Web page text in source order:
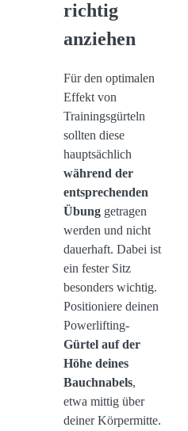
richtig
anziehen
Für den optimalen
Effekt von
Trainingsgürteln
sollten diese
hauptsächlich
während der
entsprechenden
Übung getragen
werden und nicht
dauerhaft. Dabei ist
ein fester Sitz
besonders wichtig.
Positioniere deinen
Powerlifting-
Gürtel auf der
Höhe deines
Bauchnabels,
etwa mittig über
deiner Körpermitte.